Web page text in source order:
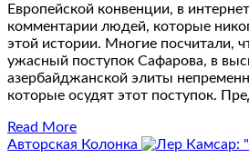
Европейской конвенции, в
комментарии людей, которые
этой истории. Многие посчитали,
ужасный поступок Сафарова, в
азербайджанской элиты
которые осудят этот поступок.
Read More
Авторская Колонка